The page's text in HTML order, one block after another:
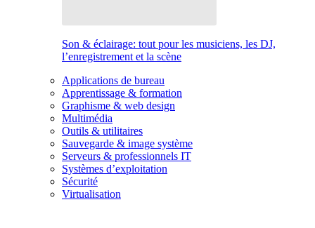
Son & éclairage: tout pour les musiciens, les DJ,
l’enregistrement et la scène
Applications de bureau
Apprentissage & formation
Graphisme & web design
Multimédia
Outils & utilitaires
Sauvegarde & image système
Serveurs & professionnels IT
Systèmes d’exploitation
Sécurité
Virtualisation